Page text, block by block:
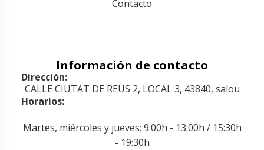
Contacto
Información de contacto
Dirección:
CALLE CIUTAT DE REUS 2, LOCAL 3, 43840, salou
Horarios:
Martes, miércoles y jueves: 9:00h - 13:00h / 15:30h
- 19:30h